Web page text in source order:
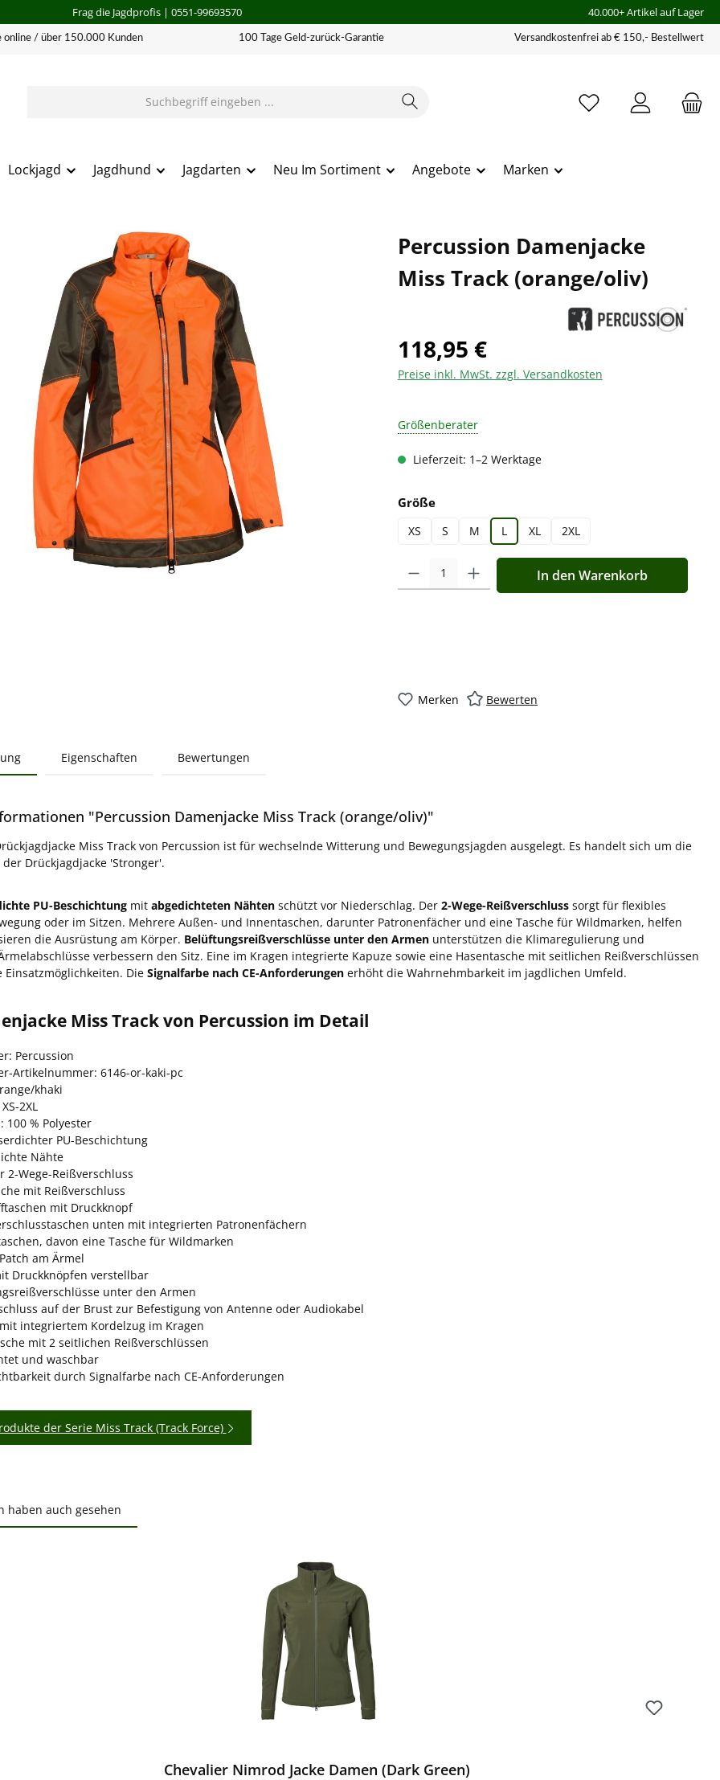
Frag die Jagdprofis| 0551-99693570 40.000+ Artikel auf Lager
online / über 150.000 Kunden 100 Tage Geld-zurück-Garantie Versandkostenfrei ab € 150,- Bestellwert
Lockjagd Jagdhund Jagdarten Neu Im Sortiment Angebote Marken
Percussion Damenjacke
Miss Track (orange/oliv)
118,95 €
Preise inkl. MwSt. zzgl. Versandkosten
Größenberater
Lieferzeit: 1–2 Werktage
Größeauswählen
XS S M L XL 2XL
Produkt Anzahl: Gib den gewünschten Wert ein oder
In den Warenkorb
Merken Bewerten
Eigenschaften Bewertungen
"Percussion Damenjacke Miss Track (orange/oliv)"
Miss Track von Percussion ist für wechselnde Witterung und Bewegungsjagden ausgelegt. Es handelt sich um die
Drückjagdjacke 'Stronger'.
PU-Beschichtung mit abgedichteten Nähten schützt vor Niederschlag. Der 2-Wege-Reißverschluss sorgt für flexibles
oder im Sitzen. Mehrere Außen- und Innentaschen, darunter Patronenfächer und eine Tasche für Wildmarken, helfen
die Ausrüstung am Körper. Belüftungsreißverschlüsse unter den Armen unterstützen die Klimaregulierung und
verbessern den Sitz. Eine im Kragen integrierte Kapuze sowie eine Hasentasche mit seitlichen Reißverschlüssen
Die Signalfarbe nach CE-Anforderungen erhöht die Wahrnehmbarkeit im jagdlichen Umfeld.
Miss Track von Percussion im Detail
Percussion
Artikelnummer: 6146-or-kaki-pc
khaki
2XL
100 % Polyester
PU-Beschichtung
Nähte
2-Wege-Reißverschluss
mit Reißverschluss
mit Druckknopf
unten mit integrierten Patronenfächern
davon eine Tasche für Wildmarken
am Ärmel
Druckknöpfen verstellbar
unter den Armen
auf der Brust zur Befestigung von Antenne oder Audiokabel
integriertem Kordelzug im Kragen
mit 2 seitlichen Reißverschlüssen
und waschbar
durch Signalfarbe nach CE-Anforderungen
der Serie Miss Track (Track Force)
haben auch gesehen
Chevalier Nimrod Jacke Damen (Dark Green)